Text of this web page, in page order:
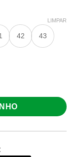
42 43
LIMPAR
Casual Polo Plus